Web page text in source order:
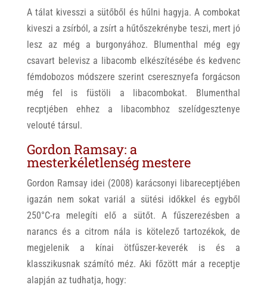
A tálat kivesszi a sütőből és hűlni hagyja. A combokat
kiveszi a zsírból, a zsírt a hűtőszekrénybe teszi, mert jó
lesz az még a burgonyához. Blumenthal még egy
csavart belevisz a libacomb elkészítésébe és kedvenc
fémdobozos módszere szerint cseresznyefa forgácson
még fel is füstöli a libacombokat. Blumenthal
recptjében ehhez a libacombhoz szelídgesztenye
velouté társul.
Gordon Ramsay: a
mesterkéletlenség mestere
Gordon Ramsay idei (2008) karácsonyi libareceptjében
igazán nem sokat variál a sütési időkkel és egyből
250°C-ra melegíti elő a sütőt. A fűszerezésben a
narancs és a citrom nála is kötelező tartozékok, de
megjelenik a kínai ötfűszer-keverék is és a
klasszikusnak számító méz. Aki főzött már a receptje
alapján az tudhatja, hogy: